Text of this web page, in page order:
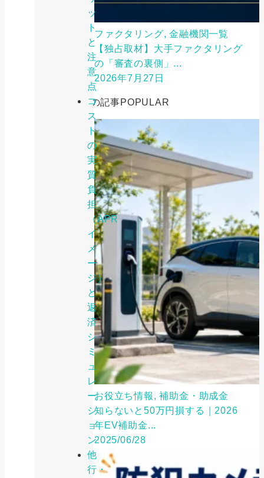
ッ
ト
と
注
意
点
コ
ス
ト
の
実
質
負
担
（APR
イ
メ
ー
ジ）
と
返
済
シ
ミ
ュ
レ
ー
シ
ョ
ン
他
行・
ファクタリング, 金融機関一覧
【独占取材】大手ファクタリング
の「審査の裏側」...
2026年7月27日
人気の記事POPULAR
お役立ち情報, 補助金・助成金
知らないと50万円損する｜2026
年EV補助金...
2025/06/28